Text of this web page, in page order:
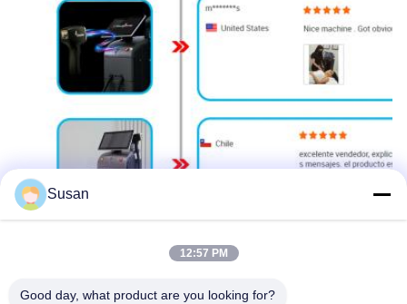
Susan
12:57 PM
Good day, what product are you looking for?